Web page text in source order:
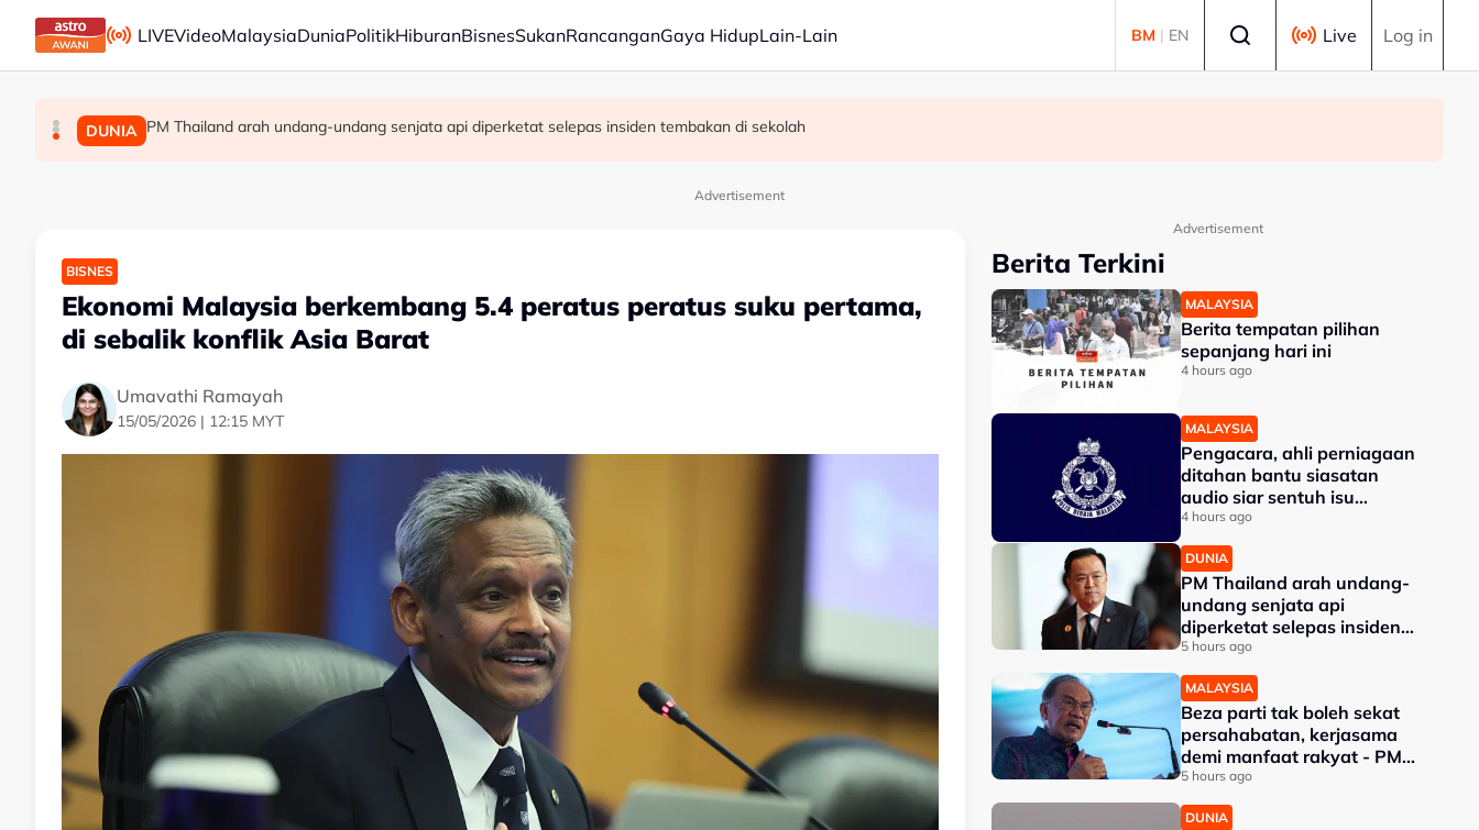
Skip to main content
LIVEVideoMalaysiaDuniaPolitikHiburanBisnesSukanRancanganGaya HidupLain-Lain BM | EN Live Log in
MALAYSIA Berita tempatan pilihan sepanjang hari ini
MALAYSIA Pengacara, ahli perniagaan ditahan bantu siasatan audio siar sentuh isu sensitiviti agama
DUNIA PM Thailand arah undang-undang senjata api diperketat selepas insiden tembakan di sekolah
Advertisement
BISNES
Ekonomi Malaysia berkembang 5.4 peratus peratus suku pertama,
di sebalik konflik Asia Barat
Umavathi Ramayah
15/05/2026 | 12:15 MYT
Advertisement
Berita Terkini
MALAYSIA
Berita tempatan pilihan
sepanjang hari ini
4 hours ago
MALAYSIA
Pengacara, ahli perniagaan
ditahan bantu siasatan
audio siar sentuh isu
sensitiviti agama
4 hours ago
DUNIA
PM Thailand arah undang-
undang senjata api
diperketat selepas insiden
tembakan di sekolah
5 hours ago
MALAYSIA
Beza parti tak boleh sekat
persahabatan, kerjasama
demi manfaat rakyat - PM
Anwar
5 hours ago
DUNIA